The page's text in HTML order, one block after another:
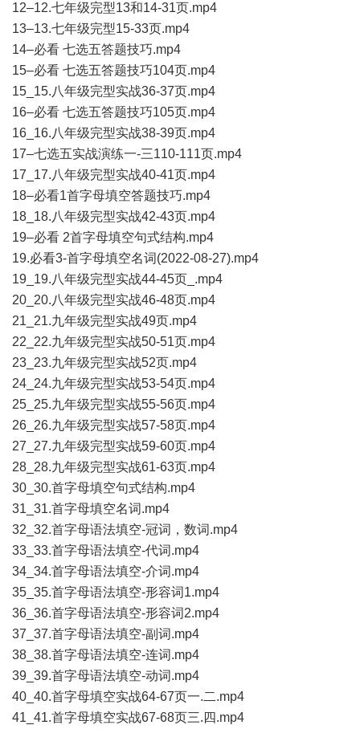
12–12.七年级完型13和14-31页.mp4
13–13.七年级完型15-33页.mp4
14–必看 七选五答题技巧.mp4
15–必看 七选五答题技巧104页.mp4
15_15.八年级完型实战36-37页.mp4
16–必看 七选五答题技巧105页.mp4
16_16.八年级完型实战38-39页.mp4
17–七选五实战演练一-三110-111页.mp4
17_17.八年级完型实战40-41页.mp4
18–必看1首字母填空答题技巧.mp4
18_18.八年级完型实战42-43页.mp4
19–必看 2首字母填空句式结构.mp4
19.必看3-首字母填空名词(2022-08-27).mp4
19_19.八年级完型实战44-45页_.mp4
20_20.八年级完型实战46-48页.mp4
21_21.九年级完型实战49页.mp4
22_22.九年级完型实战50-51页.mp4
23_23.九年级完型实战52页.mp4
24_24.九年级完型实战53-54页.mp4
25_25.九年级完型实战55-56页.mp4
26_26.九年级完型实战57-58页.mp4
27_27.九年级完型实战59-60页.mp4
28_28.九年级完型实战61-63页.mp4
30_30.首字母填空句式结构.mp4
31_31.首字母填空名词.mp4
32_32.首字母语法填空-冠词，数词.mp4
33_33.首字母语法填空-代词.mp4
34_34.首字母语法填空-介词.mp4
35_35.首字母语法填空-形容词1.mp4
36_36.首字母语法填空-形容词2.mp4
37_37.首字母语法填空-副词.mp4
38_38.首字母语法填空-连词.mp4
39_39.首字母语法填空-动词.mp4
40_40.首字母填空实战64-67页一.二.mp4
41_41.首字母填空实战67-68页三.四.mp4